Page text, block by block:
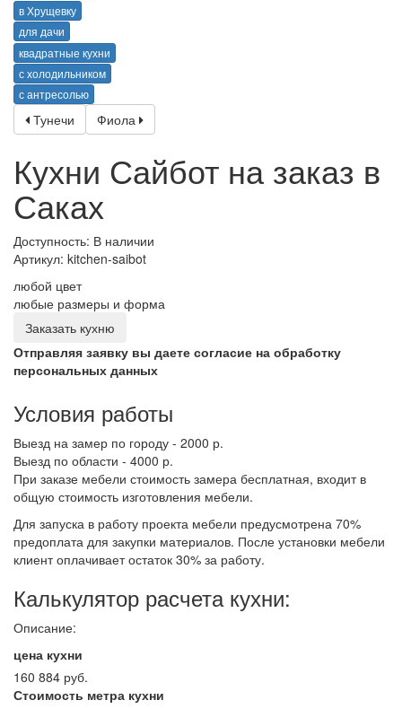
в Хрущевку
для дачи
квадратные кухни
с холодильником
с антресолью
Тунечи Фиола
Кухни Сайбот на заказ в
Саках
Доступность: В наличии
Артикул: kitchen-saibot
любой цвет
любые размеры и форма
Заказать кухню
Отправляя заявку вы даете согласие на обработку
персональных данных
Условия работы
Выезд на замер по городу - 2000 р.
Выезд по области - 4000 р.
При заказе мебели стоимость замера бесплатная, входит в
общую стоимость изготовления мебели.
Для запуска в работу проекта мебели предусмотрена 70%
предоплата для закупки материалов. После установки мебели
клиент оплачивает остаток 30% за работу.
Калькулятор расчета кухни:
Описание:
цена кухни
160 884 руб.
Стоимость метра кухни